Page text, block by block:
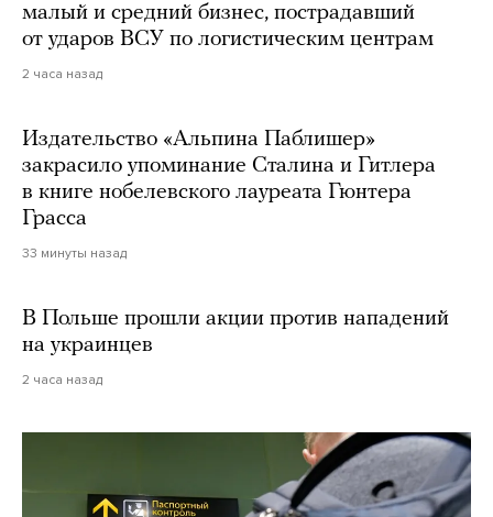
малый и средний бизнес, пострадавший
от ударов ВСУ по логистическим центрам
2 часа назад
Издательство «Альпина Паблишер»
закрасило упоминание Сталина и Гитлера
в книге нобелевского лауреата Гюнтера
Грасса
33 минуты назад
В Польше прошли акции против нападений
на украинцев
2 часа назад